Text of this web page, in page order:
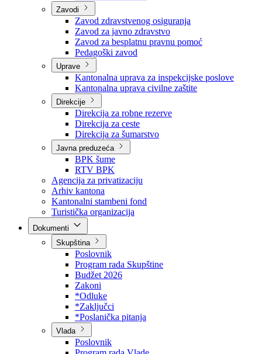
Centar za socijalni rad
Dom za stara i iznemogla lica
Kantonalna bolnica
Zavodi
Zavod zdravstvenog osiguranja
Zavod za javno zdravstvo
Zavod za besplatnu pravnu pomoć
Pedagoški zavod
Uprave
Kantonalna uprava za inspekcijske poslove
Kantonalna uprava civilne zaštite
Direkcije
Direkcija za robne rezerve
Direkcija za ceste
Direkcija za šumarstvo
Javna preduzeća
BPK šume
RTV BPK
Agencija za privatizaciju
Arhiv kantona
Kantonalni stambeni fond
Turistička organizacija
Skupština
Poslovnik
Program rada Skupštine
Budžet 2026
Zakoni
*Odluke
*Zaključci
*Poslanička pitanja